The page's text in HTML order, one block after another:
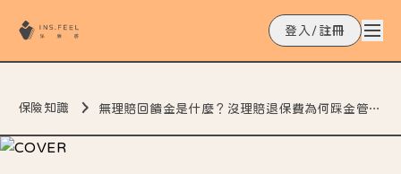
登入/註冊
保險知識 無理賠回饋金是什麼？沒理賠退保費為何踩金管會紅線？